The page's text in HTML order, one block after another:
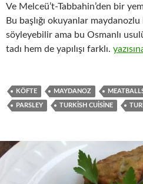
Ve Melceü’t-Tabbahin’den bir
Bu başlığı okuyanlar
söyleyebilir ama bu Osmanlı
tadı hem de yapılışı farklı.
KÖFTE MAYDANOZ
PARSLEY TURKISH CUISINE